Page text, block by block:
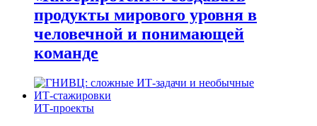
продукты мирового уровня в
человечной и понимающей
команде
ИТ-проекты